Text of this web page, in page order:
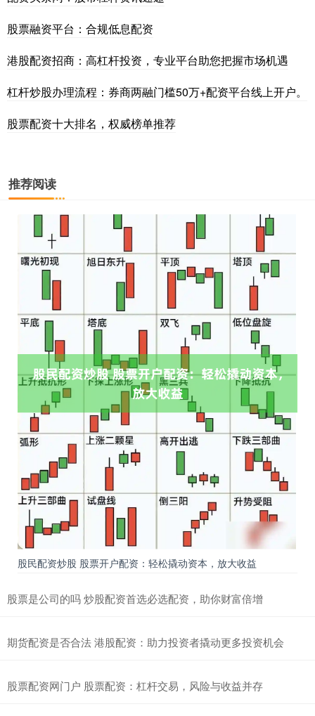
股票融资平台：合规低息配资
港股配资招商：高杠杆投资，专业平台助您把握市场机遇
杠杆炒股办理流程：券商两融门槛50万+配资平台线上开户。
股票配资十大排名，权威榜单推荐
推荐阅读
股民配资炒股 股票开户配资：轻松撬动资本，放大收益
股票是公司的吗 炒股配资首选必选配资，助你财富倍增
期货配资是否合法 港股配资：助力投资者撬动更多投资机会
股票配资网门户 股票配资：杠杆交易，风险与收益并存